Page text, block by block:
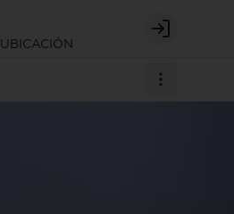
UBICACIÓN
Login